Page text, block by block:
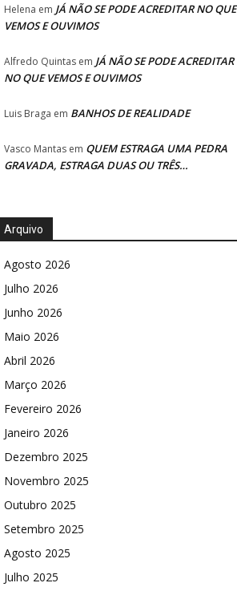
Helena em JÁ NÃO SE PODE ACREDITAR NO QUE
VEMOS E OUVIMOS
Alfredo Quintas em JÁ NÃO SE PODE ACREDITAR
NO QUE VEMOS E OUVIMOS
Luis Braga em BANHOS DE REALIDADE
Vasco Mantas em QUEM ESTRAGA UMA PEDRA
GRAVADA, ESTRAGA DUAS OU TRÊS…
Arquivo
Agosto 2026
Julho 2026
Junho 2026
Maio 2026
Abril 2026
Março 2026
Fevereiro 2026
Janeiro 2026
Dezembro 2025
Novembro 2025
Outubro 2025
Setembro 2025
Agosto 2025
Julho 2025